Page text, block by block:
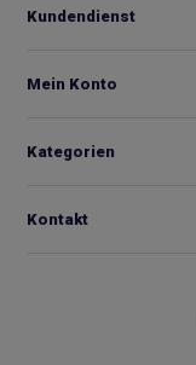
Kundendienst
Mein Konto
Kategorien
Kontakt